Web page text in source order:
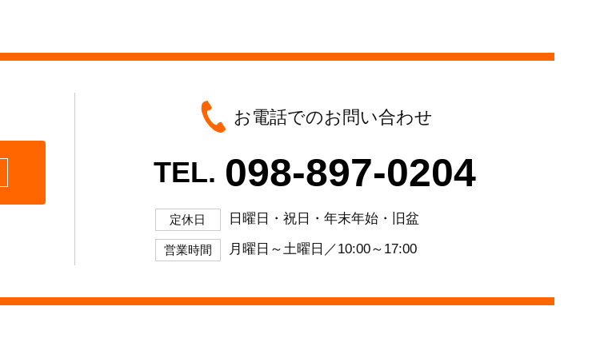
お電話でのお問い合わせ
TEL. 098-897-0204
定休日 日曜日・祝日・年末年始・旧盆
営業時間 月曜日～土曜日／10:00～17:00